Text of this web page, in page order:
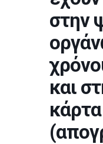
στην
και
κάρτα